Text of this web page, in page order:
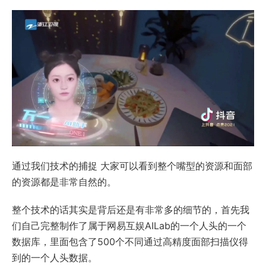
通过我们技术的捕捉 大家可以看到整个嘴型的资源和面部
的资源都是非常自然的。
整个技术的话其实是背后还是有非常多的细节的，首先我
们自己完整制作了属于网易互娱AILab的一个人头的一个
数据库，里面包含了500个不同通过高精度面部扫描仪得
到的一个人头数据。